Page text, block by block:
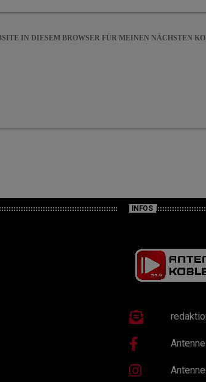
IN DIESEM BROWSER FÜR MEINEN NÄCHSTEN
INFOS